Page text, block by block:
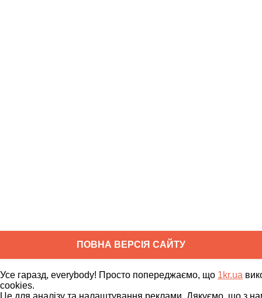
ПОВНА ВЕРСІЯ САЙТУ
Copyright ©
Всі права захищені
Усе гаразд, everybody! Просто попереджаємо, що 1kr.ua
cookies.
Це для аналізу та налаштування реклами. Дякуємо, що з